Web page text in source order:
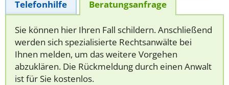
Telefonhilfe Beratungsanfrage
Sie können hier Ihren Fall schildern. Anschließend
werden sich spezialisierte Rechtsanwälte bei
Ihnen melden, um das weitere Vorgehen
abzuklären. Die Rückmeldung durch einen Anwalt
ist für Sie kostenlos.